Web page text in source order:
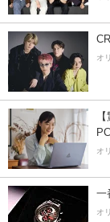
オ
PC
オ
一
オ